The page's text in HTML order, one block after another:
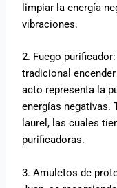
limpiar la energía
vibraciones.
2. Fuego
tradicional
acto representa la
energías negativas.
laurel, las cuales
purificadoras.
3. Amuletos de